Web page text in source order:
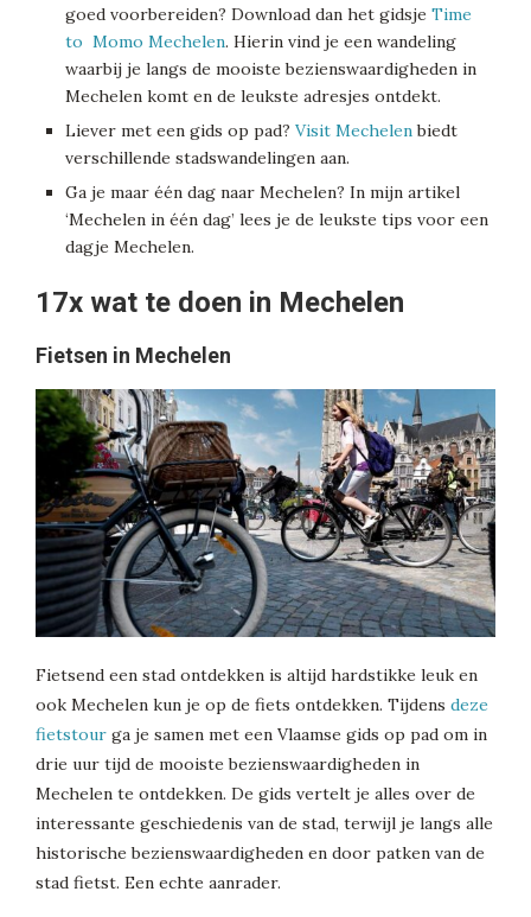
goed voorbereiden? Download dan het gidsje Time
to Momo Mechelen. Hierin vind je een wandeling
waarbij je langs de mooiste bezienswaardigheden in
Mechelen komt en de leukste adresjes ontdekt.
Liever met een gids op pad? Visit Mechelenbiedt
verschillende stadswandelingen aan.
Ga je maar één dag naar Mechelen? In mijn artikel
‘Mechelen in één dag’ lees je de leukste tips voor een
dagje Mechelen.
17x wat te doen in Mechelen
Fietsen in Mechelen
Fietsend een stad ontdekken is altijd hardstikke leuk en
ook Mechelen kun je op de fiets ontdekken. Tijdens deze
fietstour ga je samen met een Vlaamse gids op pad om in
drie uur tijd de mooiste bezienswaardigheden in
Mechelen te ontdekken. De gids vertelt je alles over de
interessante geschiedenis van de stad, terwijl je langs alle
historische bezienswaardigheden en door patken van de
stad fietst. Een echte aanrader.